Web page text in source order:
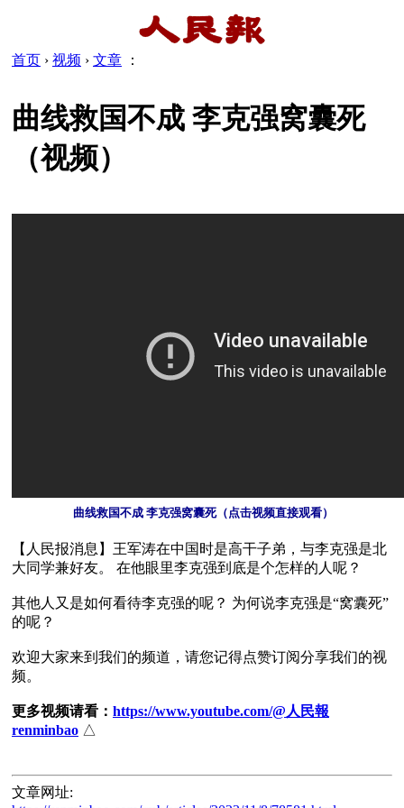
首页 › 视频 › 文章 ：
曲线救国不成 李克强窝囊死
（视频）
曲线救国不成 李克强窝囊死（点击视频直接观看）
【人民报消息】王军涛在中国时是高干子弟，与李克强是北
大同学兼好友。 在他眼里李克强到底是个怎样的人呢？
其他人又是如何看待李克强的呢？ 为何说李克强是“窝囊死”
的呢？
欢迎大家来到我们的频道，请您记得点赞订阅分享我们的视
频。
更多视频请看： https://www.youtube.com/@人民報
renminbao
文章网址: